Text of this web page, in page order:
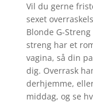
ud af 5
baseret
på
kundebedø
mmelser
Vil du gerne
sexet
Blonde G-
streng har et
vagina, så din
dig. Overrask
derhjemme,
middag, og se